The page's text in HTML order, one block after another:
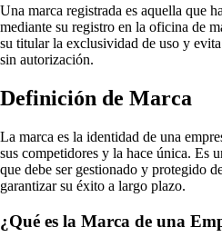
Una marca registrada es aquella que
mediante su registro en la oficina de
su titular la exclusividad de uso y
sin autorización.
Definición de Marca
La marca es la identidad de una
sus competidores y la hace única. Es
que debe ser gestionado y protegido
garantizar su éxito a largo plazo.
¿Qué es la Marca de una